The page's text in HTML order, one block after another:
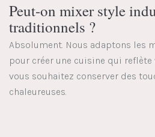
Peut-on mixer style
traditionnels ?
Absolument. Nous adaptons les
pour créer une cuisine qui
vous souhaitez conserver des
chaleureuses.